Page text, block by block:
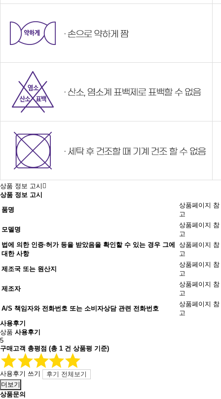
상품 정보 고시
상품 정보 고시
품명
상품페이지 참
고
모델명
상품페이지 참
고
법에 의한 인증·허가 등을 받았음을 확인할 수 있는 경우 그에
대한 사항
상품페이지 참
고
제조국 또는 원산지
상품페이지 참
고
제조자
상품페이지 참
고
A/S 책임자와 전화번호 또는 소비자상담 관련 전화번호
상품페이지 참
고
사용후기
상품 사용후기
5
구매고객 총평점 (총 1 건 상품평 기준)
사용후기 쓰기
후기 전체보기
더보기
상품문의